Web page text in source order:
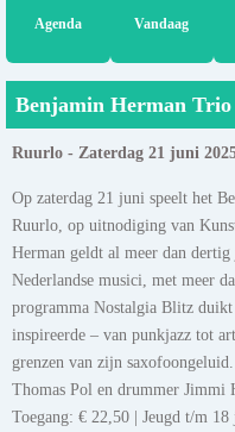
Agenda Vandaag
Benjamin Herman
Ruurlo - Zaterdag 21 juni
Op zaterdag 21 juni speelt het
Ruurlo, op uitnodiging van
Herman geldt al meer dan dertig
Nederlandse musici, met meer
programma Nostalgia Blitz
inspireerde – van punkjazz tot
grenzen van zijn
Thomas Pol en drummer Jimmi
Toegang: € 22,50 | Jeugd t/m 18